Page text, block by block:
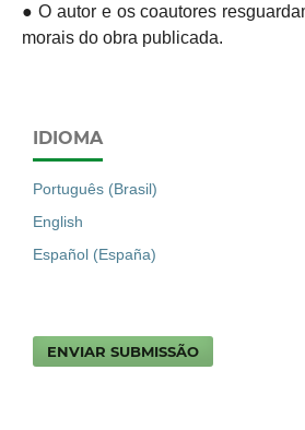
● O autor e os coautores
morais do obra publicada.
IDIOMA
Português (Brasil)
English
Español (España)
ENVIAR SUBMISSÃO